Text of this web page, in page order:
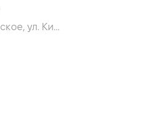
Киевская обл., c. Чубинское, ул. Киевская, 55